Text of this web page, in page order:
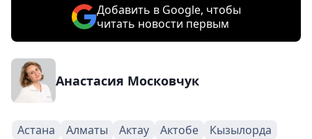
Добавить в Google, чтобы
читать новости первым
Анастасия Московчук
Астана Алматы Актау Актобе
Кызылорда